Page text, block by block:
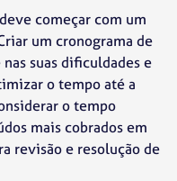
começar com um
um cronograma de
suas dificuldades e
o tempo até a
o tempo
mais cobrados em
revisão e resolução de